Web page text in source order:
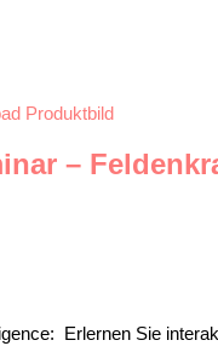
–
Erlernen Sie